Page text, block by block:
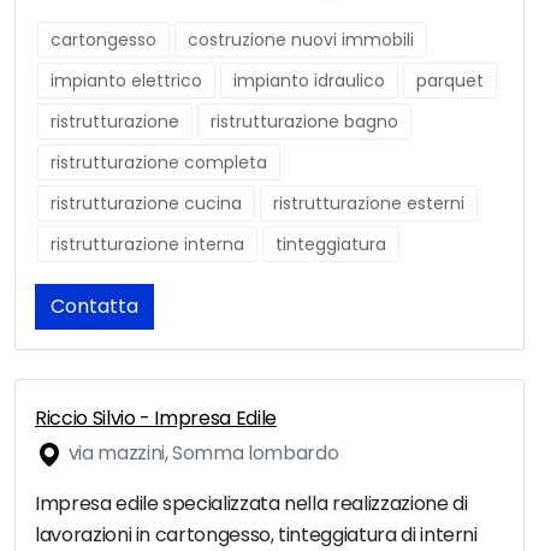
cartongesso
costruzione nuovi immobili
impianto elettrico
impianto idraulico
parquet
ristrutturazione
ristrutturazione bagno
ristrutturazione completa
ristrutturazione cucina
ristrutturazione esterni
ristrutturazione interna
tinteggiatura
Contatta
Riccio Silvio - Impresa Edile
via mazzini, Somma lombardo
Impresa edile specializzata nella realizzazione di
lavorazioni in cartongesso, tinteggiatura di interni